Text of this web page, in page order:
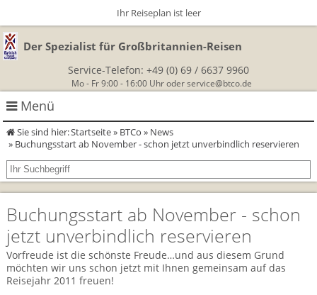
Der Spezialist für Großbritannien-Reisen
Service-Telefon: +49 (0) 69 / 6637 9960
Mo - Fr 9:00 - 16:00 Uhr oder service@btco.de
Menü
Rundreisen Großbritannien
Autorundreisen
Herzlich Willkommen
England
Schottland
Wanderurlaub
Geführte Wandertouren
Wandern in England
Themenreisen
Classic-Car-Reise durch Südengland
Für Outlander‑Fans: inspiriert durch die Highland Saga
Allergikerreisen
BTCo
Sie sind hier:Startseite» BTCo » News
» Buchungsstart ab November - schon jetzt unverbindlich reservieren
Ihr Reiseplan ist leer
Buchungsstart ab November - schon
jetzt unverbindlich reservieren
Vorfreude ist die schönste Freude…und aus diesem Grund
möchten wir uns schon jetzt mit Ihnen gemeinsam auf das
Reisejahr 2011 freuen!